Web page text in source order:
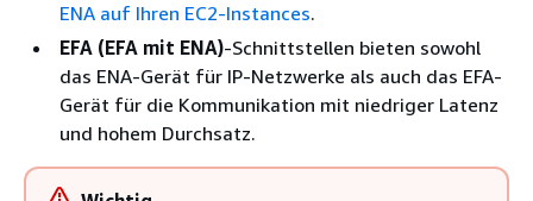
ENA auf Ihren EC2-Instances.
EFA (EFA mit ENA)-Schnittstellen bieten sowohl
das ENA-Gerät für IP-Netzwerke als auch das EFA-
Gerät für die Kommunikation mit niedriger Latenz
und hohem Durchsatz.